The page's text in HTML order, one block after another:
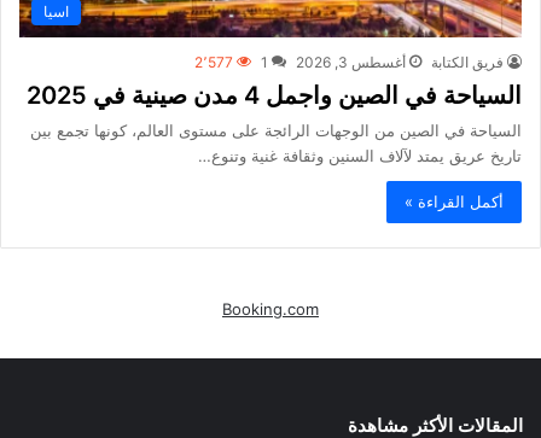
اسيا
فريق الكتابة أغسطس 3, 2026 1 2٬577
السياحة في الصين واجمل 4 مدن صينية في 2025
السياحة في الصين من الوجهات الرائجة على مستوى العالم، كونها تجمع بين
تاريخ عريق يمتد لآلاف السنين وثقافة غنية وتنوع…
أكمل القراءة »
Booking.com
المقالات الأكثر مشاهدة